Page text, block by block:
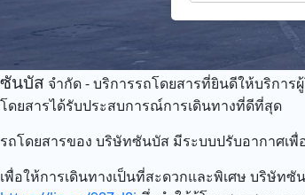
ซันบัส จำกัด - บริการรถโดยสารที่ยินดีให้บริการ
โดยสารได้รับประสบการณ์การเดินทางที่ดีที่สุด
รถโดยสารของ บริษัทซันบัส มีระบบปรับอากาศเ
เพื่อให้การเดินทางเป็นที่สะดวกและพิเศษ บริษัท